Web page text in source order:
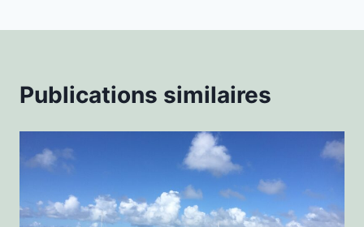
Publications similaires